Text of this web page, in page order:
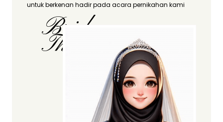
untuk berkenan hadir pada acara pernikahan kami
Bride
The